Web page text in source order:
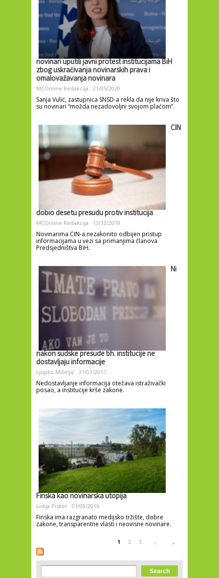
novinari uputili javni protest institucijama BiH
zbog uskraćivanja novinarskih prava i
omalovažavanja novinara
MCOnline Redakcija 21/05/2020
Sanja Vulić, zastupnica SNSD-a rekla da nije kriva što
su novinari “možda nezadovoljni svojom plaćom”.
CIN
dobio desetu presudu protiv institucija
MCOnline Redakcija 13/12/2019
Novinarima CIN-a nezakonito odbijen pristup
informacijama u vezi sa primanjima članova
Predsjedništva BiH.
Ni
nakon sudske presude bh. institucije ne
dostavljaju informacije
Ljupko Mišeljić 31/01/2017
Nedostavljanje informacija otežava istraživački
posao, a institucije krše zakone.
Finska kao novinarska utopija
Lidija Pisker 01/09/2016
Finska ima razgranato medijsko tržište, dobre
zakone, transparentne vlasti i neovisne novinare.
Pages 1 2 3 › »
Search form
Search